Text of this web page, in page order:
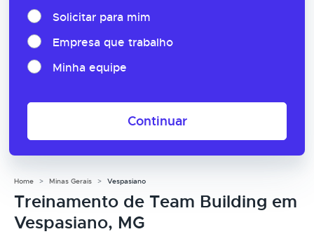
Solicitar para mim
Empresa que trabalho
Minha equipe
Continuar
Home Minas Gerais Vespasiano
Treinamento de Team Building em
Vespasiano, MG